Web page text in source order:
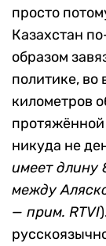
просто
Казахстан
образом
политике, во
километров
никуда не
имеет длину
между
— прим. RTVI